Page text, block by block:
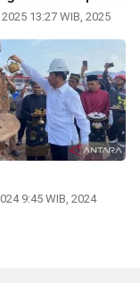
2030
13:27 WIB, 2025
9:45 WIB, 2024